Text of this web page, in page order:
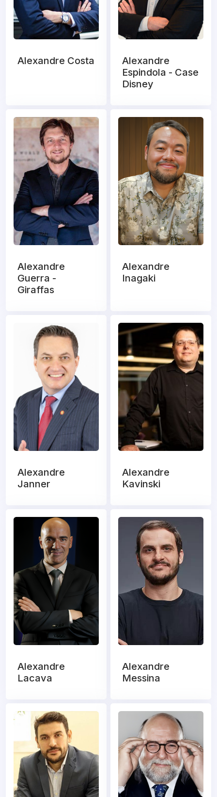
Alexandre Costa
Alexandre
Espindola - Case
Disney
Alexandre
Guerra -
Giraffas
Alexandre
Inagaki
Alexandre
Janner
Alexandre
Kavinski
Alexandre
Lacava
Alexandre
Messina